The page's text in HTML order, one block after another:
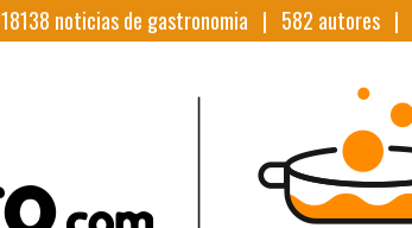
18138 noticias de gastronomia | 582 autores |